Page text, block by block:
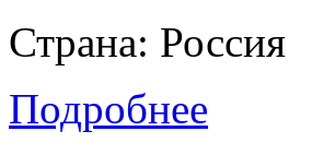
Страна: Россия
Подробнее